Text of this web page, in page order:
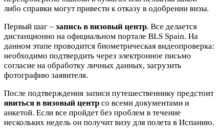
либо справки могут привести к отказу в одобрении визы.
Первый шаг – запись в визовый центр. Все делается
дистанционно на официальном портале BLS Spain. На
данном этапе проводится биометрическая видеопроверка:
необходимо подтвердить через электронное письмо
согласие на обработку личных данных, загрузить
фотографию заявителя.
После подтверждения записи путешественнику предстоит
явиться в визовый центр со всеми документами и
анкетой. Если все пройдет без проблем в течение
нескольких недель он получит визу для полета в Испанию.